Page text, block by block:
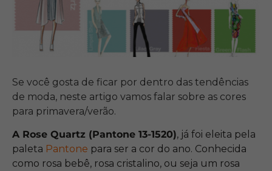
Se você gosta de ficar por dentro das tendências
de moda, neste artigo vamos falar sobre as cores
para primavera/verão.
A Rose Quartz (Pantone 13-1520), já foi eleita pela
paleta Pantone para ser a cor do ano. Conhecida
como rosa bebê, rosa cristalino, ou seja um rosa